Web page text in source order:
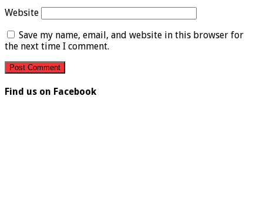
Website
Save my name, email, and website in this browser for
the next time I comment.
Find us on Facebook